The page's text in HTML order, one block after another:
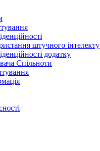
штучного інтелекту
додатку
Спільноти